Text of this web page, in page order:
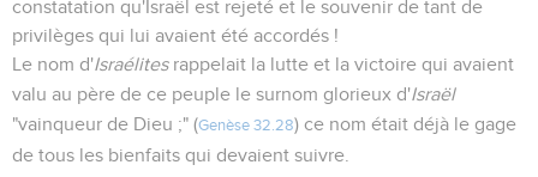
constatation qu'Israël est rejeté et le souvenir de tant de
privilèges qui lui avaient été accordés !
Le nom d'Israélitesrappelait la lutte et la victoire qui avaient
valu au père de ce peuple le surnom glorieux d'Israël
"vainqueur de Dieu ;" (Genèse 32.28) ce nom était déjà le gage
de tous les bienfaits qui devaient suivre.